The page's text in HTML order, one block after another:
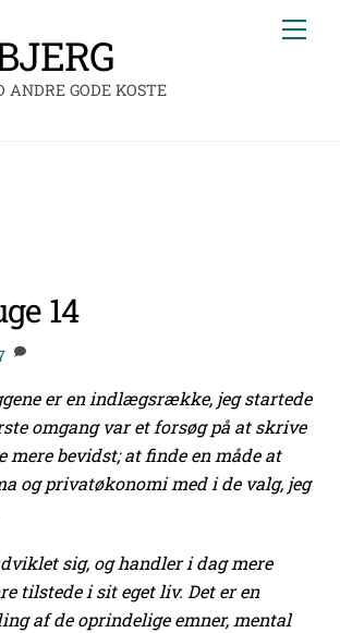
ANDRE GODE KOSTE
14
er en indlægsrække, jeg startede
omgang var et forsøg på at skrive
mere bevidst; at finde en måde at
og privatøkonomi med i de valg, jeg
sig, og handler i dag mere
tilstede i sit eget liv. Det er en
af de oprindelige emner, mental